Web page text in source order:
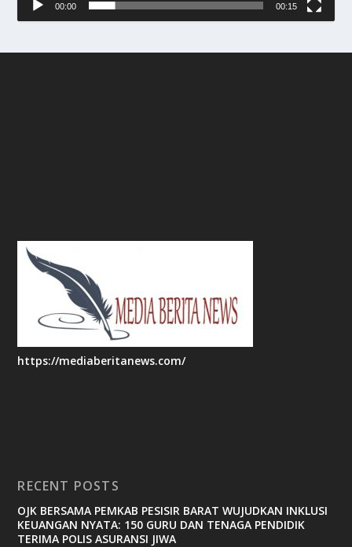
00:00 00:15
https://mediaberitanews.com/
RECENT POSTS
OJK BERSAMA PEMKAB PESISIR BARAT WUJUDKAN INKLUSI
KEUANGAN NYATA: 150 GURU DAN TENAGA PENDIDIK
TERIMA POLIS ASURANSI JIWA